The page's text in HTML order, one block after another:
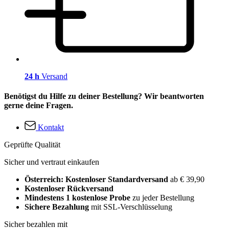
24 h Versand
Benötigst du Hilfe zu deiner Bestellung? Wir beantworten
gerne deine Fragen.
Kontakt
Geprüfte Qualität
Sicher und vertraut einkaufen
Österreich: Kostenloser Standardversand ab € 39,90
Kostenloser Rückversand
Mindestens 1 kostenlose Probe zu jeder Bestellung
Sichere Bezahlung mit SSL-Verschlüsselung
Sicher bezahlen mit